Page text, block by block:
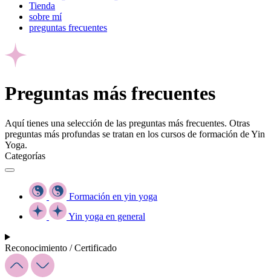
Tienda
sobre mí
preguntas frecuentes
Preguntas más frecuentes
Aquí tienes una selección de las preguntas más frecuentes. Otras
preguntas más profundas se tratan en los cursos de formación de Yin
Yoga.
Categorías
Formación en yin yoga
Yin yoga en general
Reconocimiento / Certificado